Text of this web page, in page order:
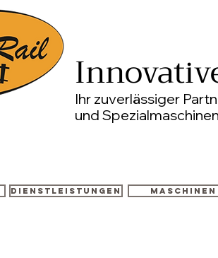
Ihr zuverlässiger
und
Dienstleistungen Maschinen